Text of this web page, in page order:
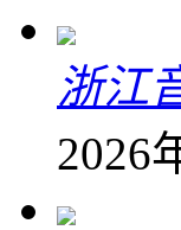
浙江
2026